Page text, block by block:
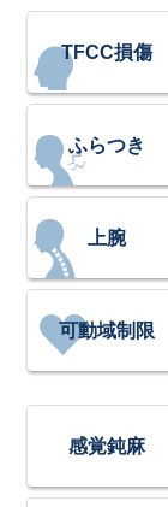
TFCC損傷
ふらつき
上腕
可動域制限
感覚鈍麻